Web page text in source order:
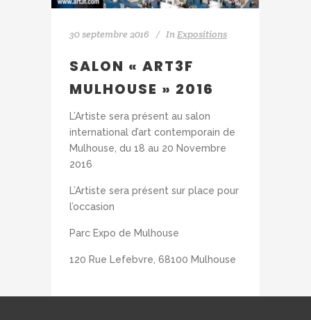
30 septembre 2016 InExpositions
SALON « ART3F
MULHOUSE » 2016
L’Artiste sera présent au salon
international d’art contemporain de
Mulhouse, du 18 au 20 Novembre
2016
L’Artiste sera présent sur place pour
l’occasion
Parc Expo de Mulhouse
120 Rue Lefebvre, 68100 Mulhouse